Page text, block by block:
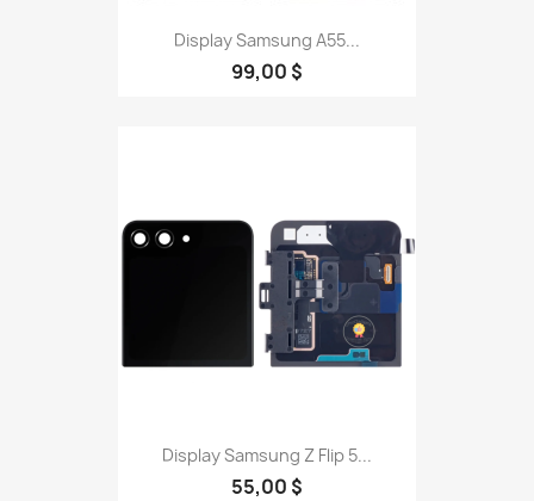
Display Samsung A55...
99,00 $
Display Samsung Z Flip 5...
55,00 $